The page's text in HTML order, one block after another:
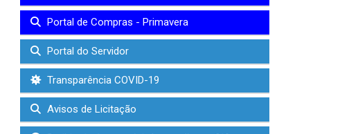
Portal de Compras - Primavera
Portal do Servidor
Transparência COVID-19
Avisos de Licitação